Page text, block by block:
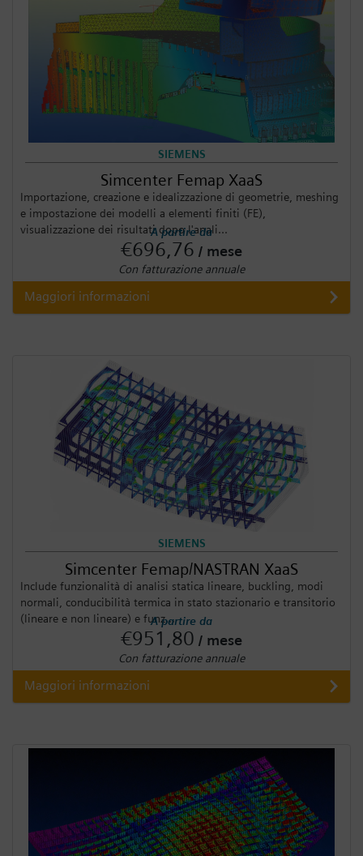
SIEMENS
Simcenter Femap XaaS
Importazione, creazione e idealizzazione di geometrie, meshing
e impostazione dei modelli a elementi finiti (FE),
visualizzazione dei risultati dopo l'anali...
A partire da
€696,76 / mese
Con fatturazione annuale
Maggiori informazioni
SIEMENS
Simcenter Femap/NASTRAN XaaS
Include funzionalità di analisi statica lineare, buckling, modi
normali, conducibilità termica in stato stazionario e transitorio
(lineare e non lineare) e funz...A partire da
€951,80 / mese
Con fatturazione annuale
Maggiori informazioni